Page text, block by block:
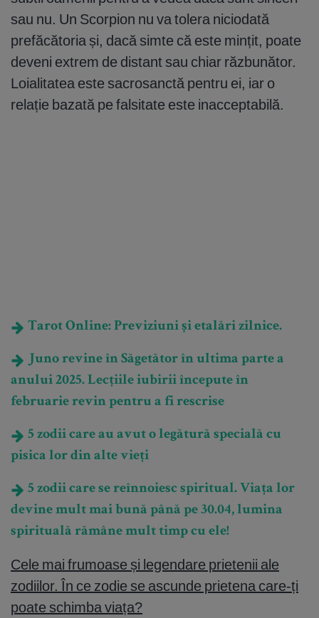
sau nu. Un Scorpion nu va tolera niciodată
prefăcătoria și, dacă simte că este mințit, poate
deveni extrem de distant sau chiar răzbunător.
Loialitatea este sacrosanctă pentru ei, iar o
relație bazată pe falsitate este inacceptabilă.
Tarot Online: Previziuni și etalări zilnice.
Juno revine în Săgetător în ultima parte a
anului 2025. Lecțiile iubirii începute în
februarie revin pentru a fi rescrise
5 zodii care au avut o legătură specială cu
pisica lor din alte vieți
5 zodii care se reînnoiesc spiritual. Viața lor
devine mult mai bună până pe 30.04, lumina
spirituală rămâne mult timp cu ele!
Cele mai frumoase și legendare prietenii ale
zodiilor. În ce zodie se ascunde prietena care-ți
poate schimba viața?